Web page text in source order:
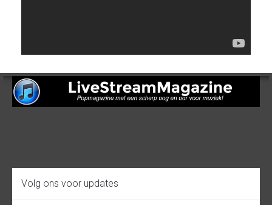
Volg ons voor updates